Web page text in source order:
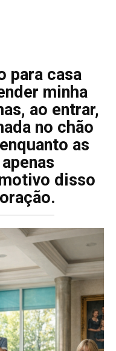
para casa
minha
ao entrar,
no chão
as
disso